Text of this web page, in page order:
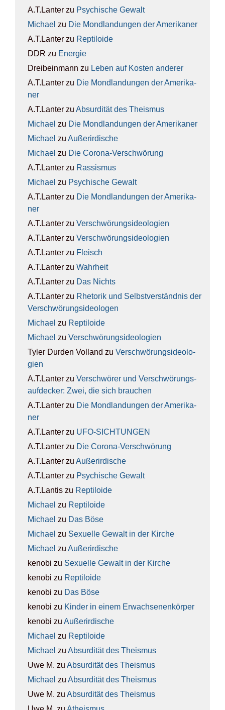
A.T.Lanter zu Psy­chi­sche Gewalt
Michael zu Die Mond­lan­dun­gen der Ame­ri­ka­ner
A.T.Lanter zu Rep­ti­lo­ide
DDR zu Ener­gie
Dreibeinmann zu Leben auf Kos­ten ande­rer
A.T.Lanter zu Die Mond­lan­dun­gen der Ame­ri­ka­
ner
A.T.Lanter zu Absur­di­tät des The­is­mus
Michael zu Die Mond­lan­dun­gen der Ame­ri­ka­ner
Michael zu Außer­ir­di­sche
Michael zu Die Coro­na-Ver­schwö­rung
A.T.Lanter zu Ras­sis­mus
Michael zu Psy­chi­sche Gewalt
A.T.Lanter zu Die Mond­lan­dun­gen der Ame­ri­ka­
ner
A.T.Lanter zu Ver­schwö­rungs­ideo­lo­gien
A.T.Lanter zu Ver­schwö­rungs­ideo­lo­gien
A.T.Lanter zu Fleisch
A.T.Lanter zu Wahr­heit
A.T.Lanter zu Das Nichts
A.T.Lanter zu Rhe­to­rik und Selbst­ver­ständ­nis der
Ver­schwö­rungs­ideo­lo­gen
Michael zu Rep­ti­lo­ide
Michael zu Ver­schwö­rungs­ideo­lo­gien
Tyler Durden Volland zu Ver­schwö­rungs­ideo­lo­
gien
A.T.Lanter zu Ver­schwö­rer und Ver­schwö­rungs­
auf­de­cker: Zwei, die sich brau­chen
A.T.Lanter zu Die Mond­lan­dun­gen der Ame­ri­ka­
ner
A.T.Lanter zu UFO-SICH­TUN­GEN
A.T.Lanter zu Die Coro­na-Ver­schwö­rung
A.T.Lanter zu Außer­ir­di­sche
A.T.Lanter zu Psy­chi­sche Gewalt
A.T.Lantis zu Rep­ti­lo­ide
Michael zu Rep­ti­lo­ide
Michael zu Das Böse
Michael zu Sexu­el­le Gewalt in der Kir­che
Michael zu Außer­ir­di­sche
kenobi zu Sexu­el­le Gewalt in der Kir­che
kenobi zu Rep­ti­lo­ide
kenobi zu Das Böse
kenobi zu Kin­der in einem Erwach­se­nen­kör­per
kenobi zu Außer­ir­di­sche
Michael zu Rep­ti­lo­ide
Michael zu Absur­di­tät des The­is­mus
Uwe M. zu Absur­di­tät des The­is­mus
Michael zu Absur­di­tät des The­is­mus
Uwe M. zu Absur­di­tät des The­is­mus